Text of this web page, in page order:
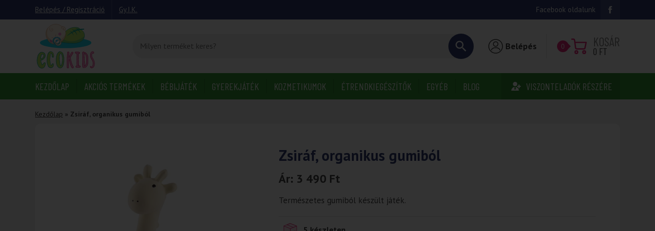
Belépés / Regisztráció Gy.I.K. Facebook oldalunk
0 KOSÁR
0 FT
Belépés
KEZDŐLAP AKCIÓS TERMÉKEK BÉBIJÁTÉK GYEREKJÁTÉK KOZMETIKUMOK ÉTRENDKIEGÉSZÍTŐK EGYÉB BLOG VISZONTELADÓK RÉSZÉRE
Kezdőlap » Zsiráf, organikus gumiból
Zsiráf, organikus gumiból
Ár: 3 490 Ft
Természetes gumiból készült játék.